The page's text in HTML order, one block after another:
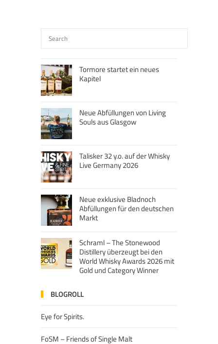
Tormore startet ein neues
Kapitel
Neue Abfüllungen von Living
Souls aus Glasgow
Talisker 32 y.o. auf der Whisky
Live Germany 2026
Neue exklusive Bladnoch
Abfüllungen für den deutschen
Markt
Schraml – The Stonewood
Distillery überzeugt bei den
World Whisky Awards 2026 mit
Gold und Category Winner
BLOGROLL
Eye for Spirits.
FoSM – Friends of Single Malt